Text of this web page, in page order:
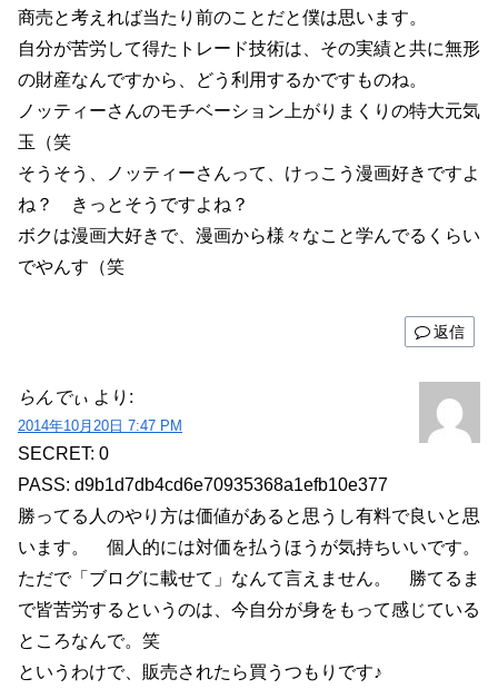
商売と考えれば当たり前のことだと僕は思います。
自分が苦労して得たトレード技術は、その実績と共に無形
の財産なんですから、どう利用するかですものね。
ノッティーさんのモチベーション上がりまくりの特大元気
玉（笑
そうそう、ノッティーさんって、けっこう漫画好きですよ
ね？ きっとそうですよね？
ボクは漫画大好きで、漫画から様々なこと学んでるくらい
でやんす（笑
返信
らんでぃ より:
2014年10月20日 7:47 PM
SECRET: 0
PASS: d9b1d7db4cd6e70935368a1efb10e377
勝ってる人のやり方は価値があると思うし有料で良いと思
います。 個人的には対価を払うほうが気持ちいいです。
ただで「ブログに載せて」なんて言えません。 勝てるま
で皆苦労するというのは、今自分が身をもって感じている
ところなんで。笑
というわけで、販売されたら買うつもりです♪